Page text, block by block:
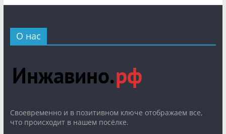
О нас
Cвоевременно и в позитивном ключе отображаем все,
что происходит в нашем посёлке.